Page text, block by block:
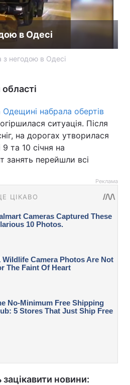
в Одесі
з негодою в Одесі
Одещині набрала обертів
ситуація. Після
на дорогах утворилася
та 10 січня на
занять перейшли всі
Реклама
новини: